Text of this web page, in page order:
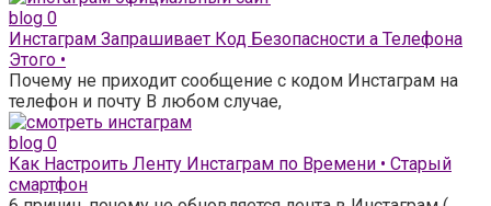
blog 0
Инстаграм Запрашивает Код Безопасности а Телефона
Этого •
Почему не приходит сообщение с кодом Инстаграм на
телефон и почту В любом случае,
blog 0
Как Настроить Ленту Инстаграм по Времени • Старый
смартфон